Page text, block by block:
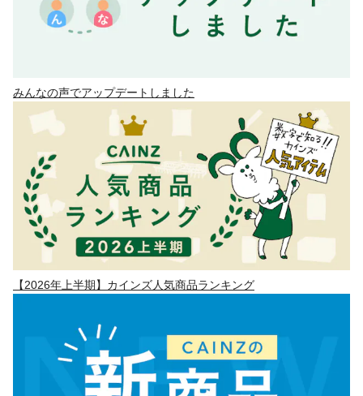
みんなの声でアップデートしました
【2026年上半期】カインズ人気商品ランキング